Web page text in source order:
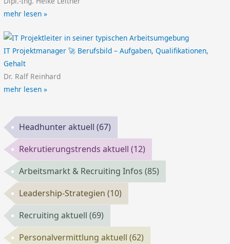
mehr lesen »
IT Projektmanager 🚀 Berufsbild – Aufgaben, Qualifikationen,
Gehalt
Dr. Ralf Reinhard
mehr lesen »
Headhunter aktuell(67)
Rekrutierungstrends aktuell(12)
Arbeitsmarkt & Recruiting Infos(85)
Leadership-Strategien(10)
Recruiting aktuell(69)
Personalvermittlung aktuell(62)